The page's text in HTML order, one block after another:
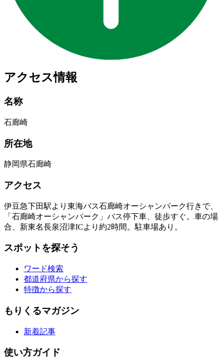
アクセス情報
名称
石廊崎
所在地
静岡県石廊崎
アクセス
伊豆急下田駅より東海バス石廊崎オーシャンパーク行きで、
「石廊崎オーシャンパーク」バス停下車、徒歩すぐ。車の場
合、新東名長泉沼津ICより約2時間。駐車場あり。
スポットを探そう
ワード検索
都道府県から探す
特徴から探す
もりくるマガジン
新着記事
使い方ガイド